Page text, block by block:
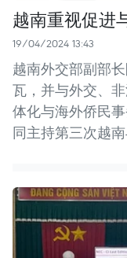
越南重视促进
19/04/2024 13:43
越南外交部副部
瓦，并与外交、
体化与海外侨民
同主持第三次越